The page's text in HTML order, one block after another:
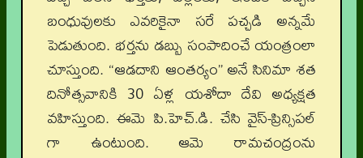
బంధువులకు ఎవరికైనా సరే పచ్చడి అన్నమే
పెడుతుంది. భర్తను డబ్బు సంపాదించే యంత్రంలా
చూస్తుంది. “ఆడదాని ఆంతర్యం” అనే సినిమా శత
దినోత్సవానికి 30 ఏళ్ల యశోదా దేవి అధ్యక్షత
వహిస్తుంది. ఈమె పి.హెచ్.డి. చేసి వైస్-ప్రిన్సిపల్
గా ఉంటుంది. ఆమె రామచంద్రంను